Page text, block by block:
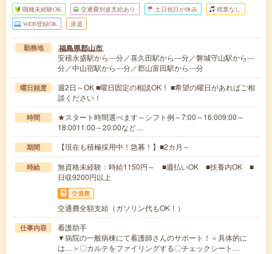
職種未経験OK 交通費別途支給あり 土日祝日が休み 残業なし
WEB登録OK 派遣
勤務地 福島県郡山市
安積永盛駅から---分／喜久田駅から---分／磐城守山駅から---
分／中山宿駅から---分／郡山富田駅から---分
曜日頻度
週2日～OK ■曜日固定の相談OK！ ■希望の曜日があればご相
談ください！
時間
★スタート時間選べます～シフト例～7:00～16:009:00～
18:0011:00～20:00など…
期間 【現在も積極採用中！急募！】■2カ月～
時給
無資格未経験：時給1150円～ ■週払いOK ■扶養内OK ■
日収9200円以上
交通費
交通費全額支給（ガソリン代もOK！）
仕事内容
看護助手
▼病院の一般病棟にて看護師さんのサポート！＜具体的に
は…＞〇カルテをファイリングする〇チェックシート…